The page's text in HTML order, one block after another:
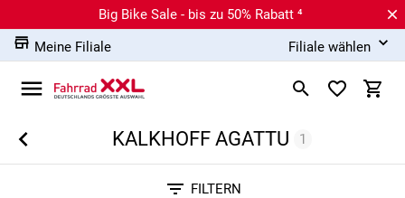
Big Bike Sale - bis zu 50% Rabatt ⁴
Meine Filiale
Filiale wählen
KALKHOFF AGATTU 1
FILTERN